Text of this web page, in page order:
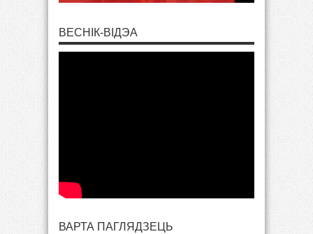
ВЕСНІК-ВІДЭА
ВАРТА ПАГЛЯДЗЕЦЬ